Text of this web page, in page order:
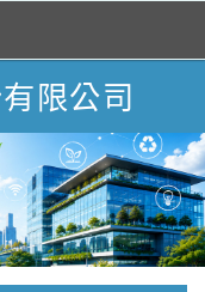
限公司